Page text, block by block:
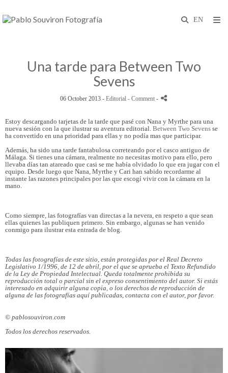
Una tarde para Between Two
Sevens
06 October 2013 - Editorial - Comment -
Estoy descargando tarjetas de la tarde que pasé con Nana y Myrthe para una
nueva sesión con la que ilustrar su aventura editorial. Between Two Sevens se
ha convertido en una prioridad para ellas y no podía mas que participar.
Además, ha sido una tarde fantabulosa correteando por el casco antiguo de
Málaga. Si tienes una cámara, realmente no necesitas motivo para ello, pero
llevaba días tan atareado que casi se me había olvidado lo que era jugar con el
equipo. Desde luego que Nana, Myrthe y Cari han sabido recordarme al
instante las razones principales por las que escogí vivir con la cámara en la
mano.
Como siempre, las fotografías van directas a la nevera, en respeto a que sean
ellas quienes las publiquen primero. Sin embargo, algunas se han venido
conmigo para ilustrar esta entrada de blog.
Todas las fotografías de este sitio, están protegidas por el Real Decreto
Legislativo 1/1996, de 12 de abril, por el que se aprueba el Texto Refundido
de la Ley de Propiedad Intelectual. Queda totalmente prohibida su
reproducción total o parcial sin el expreso consentimiento del autor. Si estás
interesado en adquirir alguna copia, o los derechos de reproducción de
alguna de las fotografías aquí publicadas, contacta con el autor, por favor.
© pablosouviron.com
Todos los derechos reservados.